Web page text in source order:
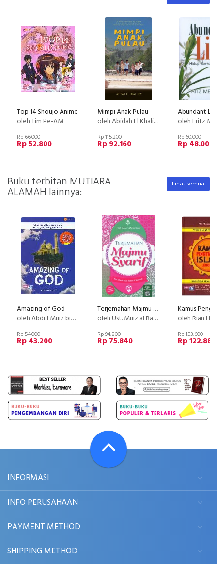
Top 14 Shoujo Anime
oleh Tim Pe-AM
Rp 66.000
Rp 52.800
Mimpi Anak Pulau
oleh Abidah El Khalieqy
Rp 115.200
Rp 92.160
oleh Fritz
Rp 60.000
Rp 48.000
Buku terbitan MUTIARA
ALAMAH lainnya:
Lihat semua
Amazing of God
oleh Abdul Muiz bin Nur
Rp 54.000
Rp 43.200
Terjemahan Majmu Syarif
oleh Ust. Muiz al Bantani
Rp 94.800
Rp 75.840
oleh Rian Hidayat
Rp 153.600
Rp 122.880
INFORMASI
INFO PERUSAHAAN
PAYMENT METHOD
SHIPPING METHOD